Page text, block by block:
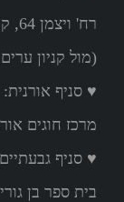
רח' ויצמן 64, קומה 1
(מול קניון
♥ סניף אורנית:
מרכז חוגים
♥ סניף
בית ספר בן